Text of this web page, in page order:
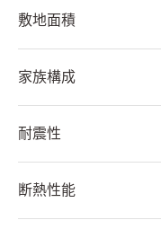
敷地面積
家族構成
耐震性
断熱性能